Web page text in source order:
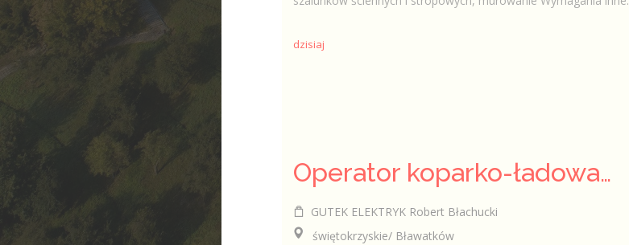
dzisiaj
Operator koparko-ładowarki k/m
GUTEK ELEKTRYK Robert Błachucki
świętokrzyskie/ Bławatków